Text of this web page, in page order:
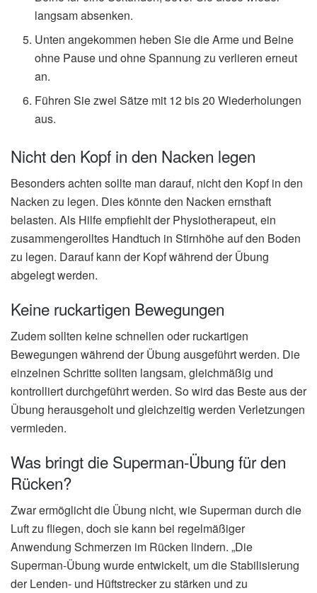
langsam absenken.
Unten angekommen heben Sie die Arme und Beine
ohne Pause und ohne Spannung zu verlieren erneut
an.
Führen Sie zwei Sätze mit 12 bis 20 Wiederholungen
aus.
Nicht den Kopf in den Nacken legen
Besonders achten sollte man darauf, nicht den Kopf in den
Nacken zu legen. Dies könnte den Nacken ernsthaft
belasten. Als Hilfe empfiehlt der Physiotherapeut, ein
zusammengerolltes Handtuch in Stirnhöhe auf den Boden
zu legen. Darauf kann der Kopf während der Übung
abgelegt werden.
Keine ruckartigen Bewegungen
Zudem sollten keine schnellen oder ruckartigen
Bewegungen während der Übung ausgeführt werden. Die
einzelnen Schritte sollten langsam, gleichmäßig und
kontrolliert durchgeführt werden. So wird das Beste aus der
Übung herausgeholt und gleichzeitig werden Verletzungen
vermieden.
Was bringt die Superman-Übung für den
Rücken?
Zwar ermöglicht die Übung nicht, wie Superman durch die
Luft zu fliegen, doch sie kann bei regelmäßiger
Anwendung Schmerzen im Rücken lindern. „Die
Superman-Übung wurde entwickelt, um die Stabilisierung
der Lenden- und Hüftstrecker zu stärken und zu